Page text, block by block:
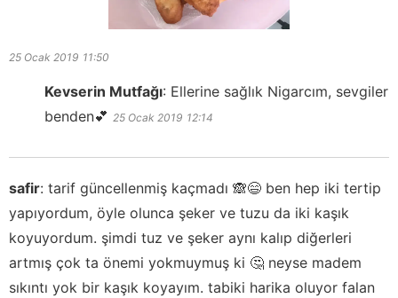
25 Ocak 2019 11:50
Kevserin Mutfağı: Ellerine sağlık Nigarcım, sevgiler
benden💕 25 Ocak 2019 12:14
safir: tarif güncellenmiş kaçmadı 🙈😄 ben hep iki tertip
yapıyordum, öyle olunca şeker ve tuzu da iki kaşık
koyuyordum. şimdi tuz ve şeker aynı kalıp diğerleri
artmış çok ta önemi yokmuymuş ki 🤔 neyse madem
sıkıntı yok bir kaşık koyayım. tabiki harika oluyor falan